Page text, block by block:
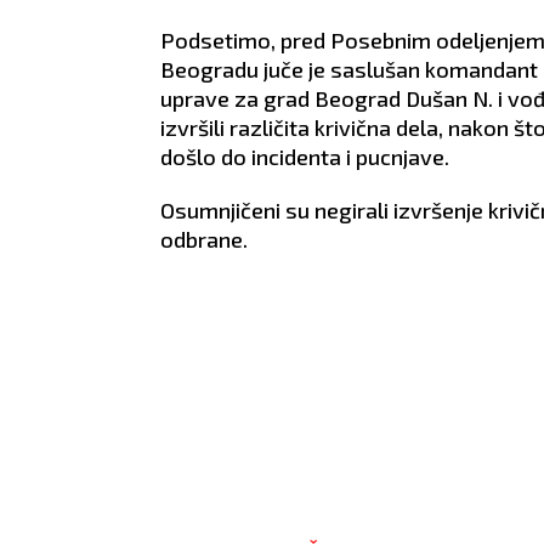
Podsetimo, pred Posebnim
Beogradu juče je saslušan
uprave za grad Beograd Dušan N. i
izvršili različita krivična dela, nakon
došlo do incidenta i pucnjave.
Osumnjičeni su negirali izvršenje
odbrane.